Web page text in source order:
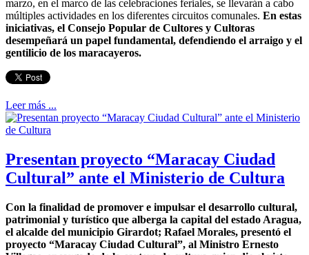
marzo, en el marco de las celebraciones feriales, se llevarán a cabo
múltiples actividades en los diferentes circuitos comunales. En estas
iniciativas, el Consejo Popular de Cultores y Cultoras
desempeñará un papel fundamental, defendiendo el arraigo y el
gentilicio de los maracayeros.
Leer más ...
Presentan proyecto “Maracay Ciudad
Cultural” ante el Ministerio de Cultura
Con la finalidad de promover e impulsar el desarrollo cultural,
patrimonial y turístico que alberga la capital del estado Aragua,
el alcalde del municipio Girardot; Rafael Morales, presentó el
proyecto “Maracay Ciudad Cultural”, al Ministro Ernesto